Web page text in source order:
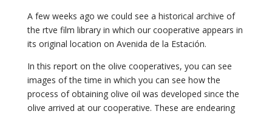
A few weeks ago we could see a historical archive of
the rtve film library in which our cooperative appears in
its original location on Avenida de la Estación.
In this report on the olive cooperatives, you can see
images of the time in which you can see how the
process of obtaining olive oil was developed since the
olive arrived at our cooperative. These are endearing